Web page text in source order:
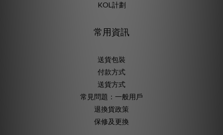
KOL計劃
常用資訊
送貨包裝
付款方式
送貨方式
常見問題：一般用戶
退換貨政策
保修及更換